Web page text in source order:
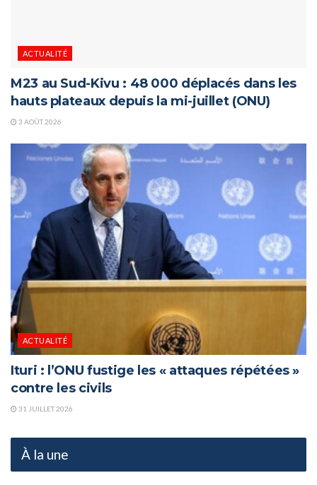
ACTUALITÉ
M23 au Sud-Kivu : 48 000 déplacés dans les
hauts plateaux depuis la mi-juillet (ONU)
3 AOÛT 2026
ACTUALITÉ
Ituri : l’ONU fustige les « attaques répétées »
contre les civils
31 JUILLET 2026
À la une